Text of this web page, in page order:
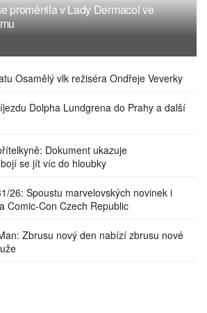
proměnila v Lady Dermacol ve
Osamělý vlk režiséra Ondřeje Veverky
Dolpha Lundgrena do Prahy a další
Dokument ukazuje
se jít víc do hloubky
26: Spoustu marvelovských novinek i
Comic-Con Czech Republic
Zbrusu nový den nabízí zbrusu nové